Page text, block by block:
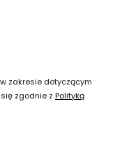
zakresie dotyczącym
zgodnie z Polityką